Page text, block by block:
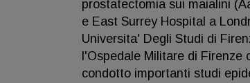
prostatectomia sui maialini
e East Surrey Hospital a
Universita' Degli Studi di
l'Ospedale Militare di
condotto importanti studi